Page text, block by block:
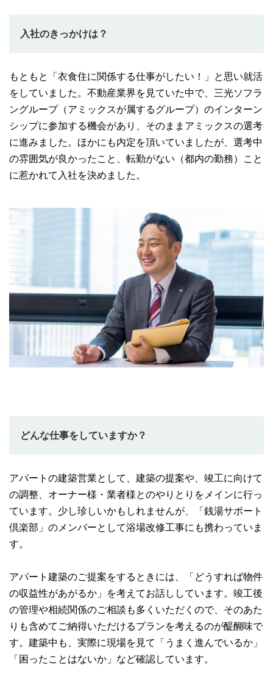
入社のきっかけは？
もともと「衣食住に関係する仕事がしたい！」と思い就活
をしていました。不動産業界を見ていた中で、三光ソフラ
ングループ（アミックスが属するグループ）のインターン
シップに参加する機会があり、そのままアミックスの選考
に進みました。ほかにも内定を頂いていましたが、選考中
の雰囲気が良かったこと、転勤がない（都内の勤務）こと
に惹かれて入社を決めました。
どんな仕事をしていますか？
アパートの建築営業として、建築の提案や、竣工に向けて
の調整、オーナー様・業者様とのやりとりをメインに行っ
ています。少し珍しいかもしれませんが、「銭湯サポート
倶楽部」のメンバーとして浴場改修工事にも携わっていま
す。
アパート建築のご提案をするときには、「どうすれば物件
の収益性があがるか」を考えてお話ししています。竣工後
の管理や相続関係のご相談も多くいただくので、そのあた
りも含めてご納得いただけるプランを考えるのが醍醐味で
す。建築中も、実際に現場を見て「うまく進んでいるか」
「困ったことはないか」など確認しています。